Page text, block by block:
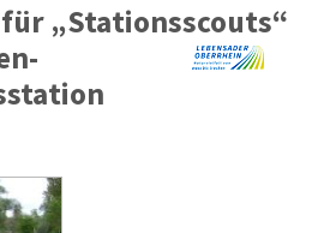
„Stationsscouts“